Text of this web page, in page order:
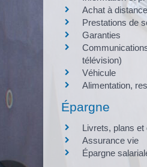
Achat à distance
Prestations de
Garanties
télévision)
Véhicule
Alimentation,
Épargne
Livrets, plans
Assurance vie
Épargne